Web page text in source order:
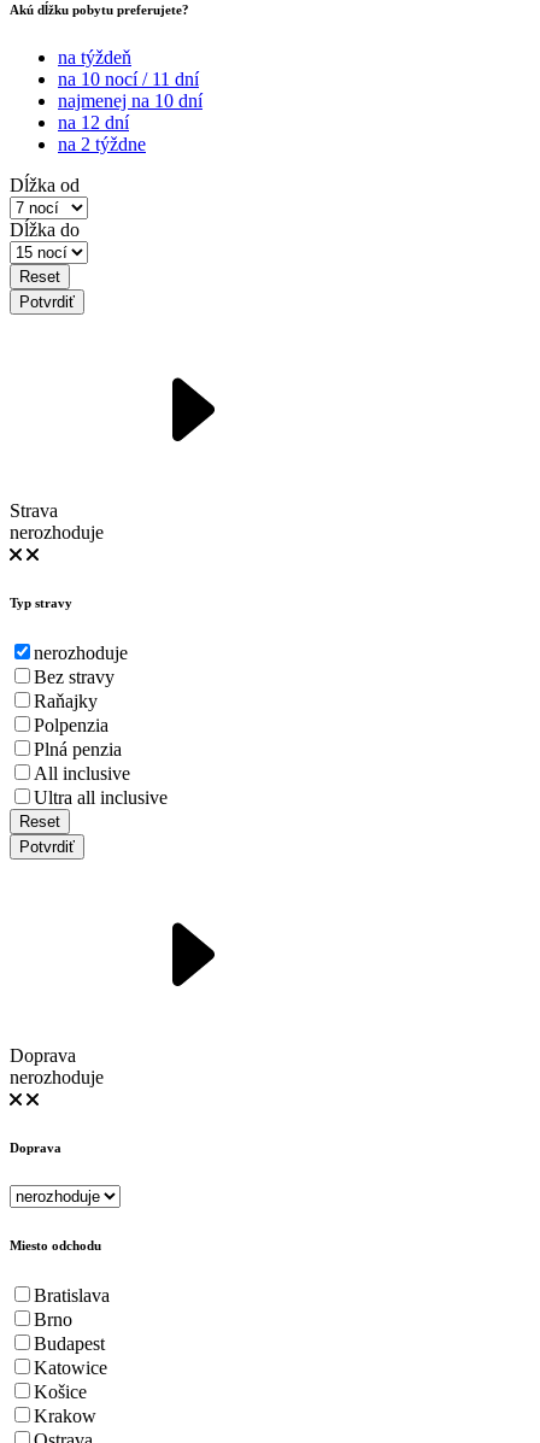
Akú dĺžku pobytu preferujete?
na týždeň
na 10 nocí / 11 dní
najmenej na 10 dní
na 12 dní
na 2 týždne
Dĺžka od
Dĺžka do
Reset
Potvrdiť
Strava
nerozhoduje
Typ stravy
nerozhoduje
Bez stravy
Raňajky
Polpenzia
Plná penzia
All inclusive
Ultra all inclusive
Reset
Potvrdiť
Doprava
nerozhoduje
Doprava
Miesto odchodu
Bratislava
Brno
Budapest
Katowice
Košice
Krakow